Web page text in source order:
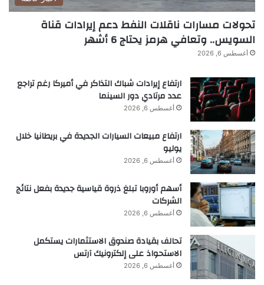
تحولات مسارات ناقلات النفط دعم إيرادات قناة
السويس.. وتعافي هرمز يحتاج 6 أشهر
أغسطس 6, 2026
ارتفاع إيرادات شباك التذاكر في أميركا رغم تراجع
عدد مرتادي دور السينما
أغسطس 6, 2026
ارتفاع مبيعات السيارات الجديدة في بريطانيا خلال
يوليو
أغسطس 6, 2026
أسهم أوروبا تبلغ ذروة قياسية جديدة بفعل نتائج
الشركات
أغسطس 6, 2026
تحالف بقيادة صندوق الاستثمارات يستكمل
الاستحواذ على إلكترونيك آرتس
أغسطس 6, 2026